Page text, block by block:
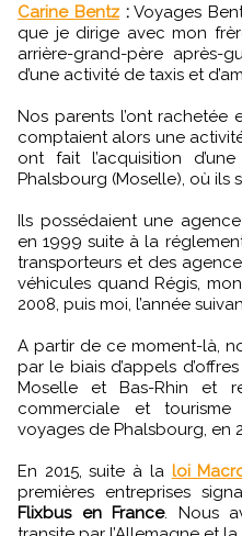
Carine Bentz : Voyages
que je dirige avec mon
arrière-grand-père après-
d’une activité de taxis et
Nos parents l’ont rachetée
comptaient alors une
ont fait l’acquisition
Phalsbourg (Moselle), où ils
Ils possédaient une
en 1999 suite à la
transporteurs et des
véhicules quand Régis,
2008, puis moi, l’année
A partir de ce moment-là,
par le biais d’appels
Moselle et Bas-Rhin et
commerciale et
voyages de Phalsbourg, en
En 2015, suite à la loi
premières entreprises
Flixbus en France. Nous